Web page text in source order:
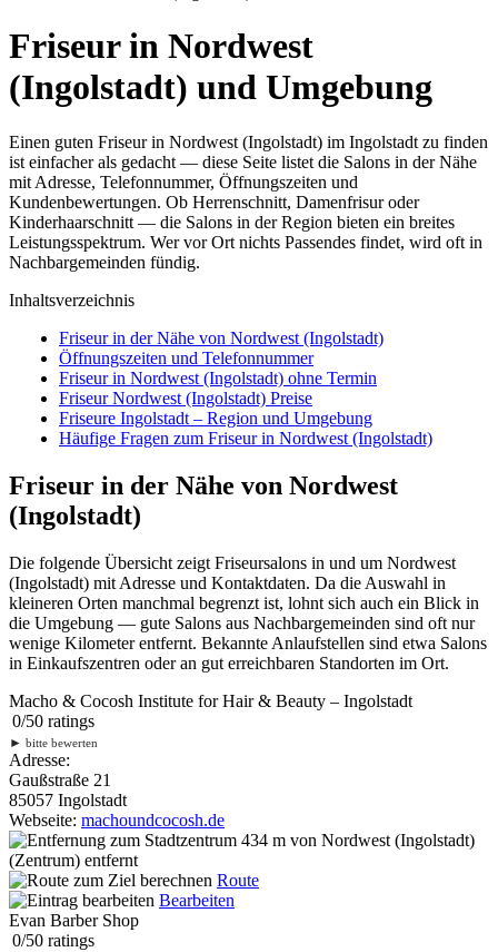
Friseur in Nordwest
(Ingolstadt) und Umgebung
Einen guten Friseur in Nordwest (Ingolstadt) im Ingolstadt zu finden
ist einfacher als gedacht — diese Seite listet die Salons in der Nähe
mit Adresse, Telefonnummer, Öffnungszeiten und
Kundenbewertungen. Ob Herrenschnitt, Damenfrisur oder
Kinderhaarschnitt — die Salons in der Region bieten ein breites
Leistungsspektrum. Wer vor Ort nichts Passendes findet, wird oft in
Nachbargemeinden fündig.
Inhaltsverzeichnis
Friseur in der Nähe von Nordwest (Ingolstadt)
Öffnungszeiten und Telefonnummer
Friseur in Nordwest (Ingolstadt) ohne Termin
Friseur Nordwest (Ingolstadt) Preise
Friseure Ingolstadt – Region und Umgebung
Häufige Fragen zum Friseur in Nordwest (Ingolstadt)
Friseur in der Nähe von Nordwest
(Ingolstadt)
Die folgende Übersicht zeigt Friseursalons in und um Nordwest
(Ingolstadt) mit Adresse und Kontaktdaten. Da die Auswahl in
kleineren Orten manchmal begrenzt ist, lohnt sich auch ein Blick in
die Umgebung — gute Salons aus Nachbargemeinden sind oft nur
wenige Kilometer entfernt. Bekannte Anlaufstellen sind etwa Salons
in Einkaufszentren oder an gut erreichbaren Standorten im Ort.
Macho & Cocosh Institute for Hair & Beauty – Ingolstadt
0/50 ratings
► bitte bewerten
Adresse:
Gaußstraße 21
85057 Ingolstadt
Webseite: machoundcocosh.de
434 m von Nordwest (Ingolstadt)
(Zentrum) entfernt
Route
Bearbeiten
Evan Barber Shop
0/50 ratings